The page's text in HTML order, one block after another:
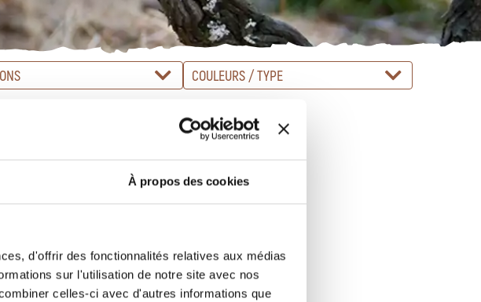
À propos des cookies
d'offrir des fonctionnalités relatives aux médias
sur l'utilisation de notre site avec nos
celles-ci avec d'autres informations que
COULEURS / TYPE